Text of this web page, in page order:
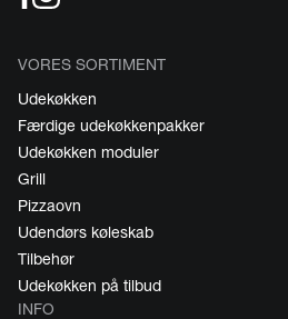
VORES SORTIMENT
Udekøkken
Færdige udekøkkenpakker
Udekøkken moduler
Grill
Pizzaovn
Udendørs køleskab
Tilbehør
Udekøkken på tilbud
INFO